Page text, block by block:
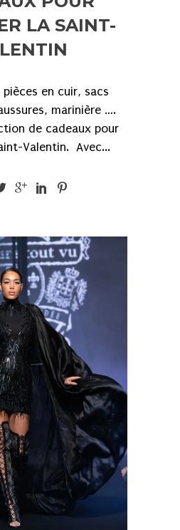
LA SAINT-
en cuir, sacs
marinière ….
de cadeaux pour
Valentin. Avec...